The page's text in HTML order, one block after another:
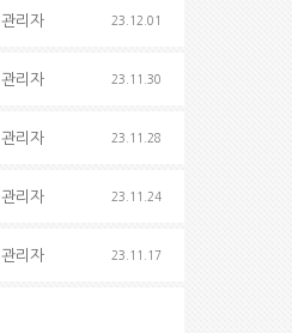
관리자 23.12.01
관리자 23.11.30
관리자 23.11.28
관리자 23.11.24
관리자 23.11.17